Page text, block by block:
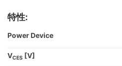
特性:
Power Device
VCES [V]